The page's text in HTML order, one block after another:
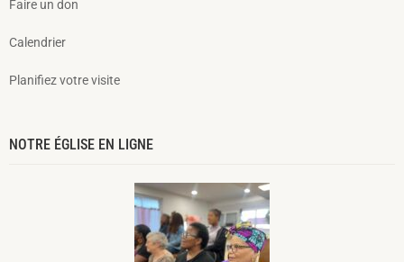
Faire un don
Calendrier
Planifiez votre visite
NOTRE ÉGLISE EN LIGNE